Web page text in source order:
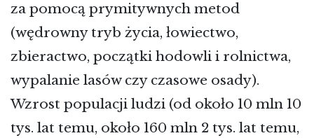
za pomocą prymitywnych metod
(wędrowny tryb życia, łowiectwo,
zbieractwo, początki hodowli i rolnictwa,
wypalanie lasów czy czasowe osady).
Wzrost populacji ludzi (od około 10 mln 10
tys. lat temu, około 160 mln 2 tys. lat temu,